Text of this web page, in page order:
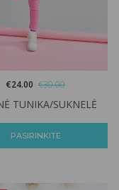
TUNIKA/SUKNELĖ
€24.00 €30.00
PASIRINKITE